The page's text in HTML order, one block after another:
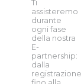
Ti
assisteremo
durante
ogni fase
della nostra
E-
partnership:
dalla
registrazione